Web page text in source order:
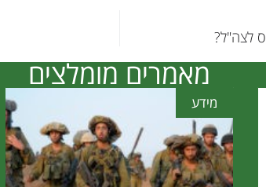
לצה"ל?
מאמרים מומלצים
מידע